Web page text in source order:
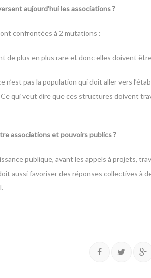
aujourd’hui les associations ?
confrontées à 2 mutations :
de plus en plus rare et donc elles doivent
n’est pas la population qui doit aller vers
qui veut dire que ces structures doivent
associations et pouvoirs publics ?
publique, avant les appels à projets,
aussi favoriser des réponses collectives à